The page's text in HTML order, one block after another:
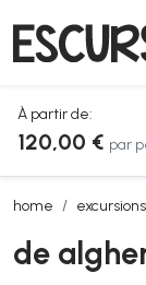
À partir de:
120,00 € par
home
de alghero:
de